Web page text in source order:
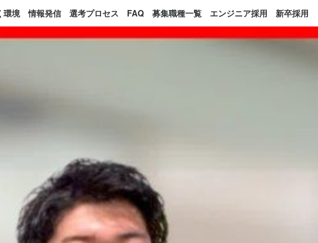
環境 情報発信 選考プロセス FAQ 募集職種一覧 エンジニア採用 新卒採用